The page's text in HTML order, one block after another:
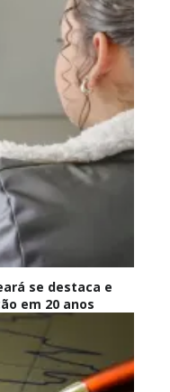
se destaca e
em 20 anos